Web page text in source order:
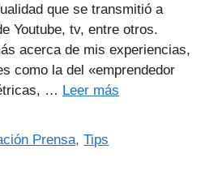
que se transmitió a
Youtube, tv, entre otros.
acerca de mis experiencias,
como la del «emprendedor
… Leer más
Prensa,Tips